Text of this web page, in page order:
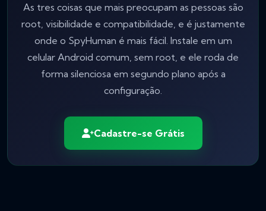
As tres coisas que mais preocupam as pessoas são
root, visibilidade e compatibilidade, e é justamente
onde o SpyHuman é mais fácil. Instale em um
celular Android comum, sem root, e ele roda de
forma silenciosa em segundo plano após a
configuração.
Cadastre-se Grátis